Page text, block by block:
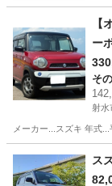
【
ー
そ
射水
メーカー...スズキ 年式
富山 射水市
ス